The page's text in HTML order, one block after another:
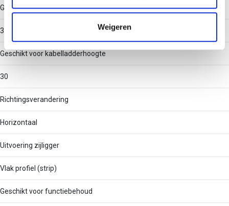
verzameld op basis van uw gebruik van hun services.
Weigeren
Geschikt voor kabelladderbreedte
300
Geschikt voor kabelladderhoogte
30
Richtingsverandering
Horizontaal
Uitvoering zijligger
Vlak profiel (strip)
Geschikt voor functiebehoud